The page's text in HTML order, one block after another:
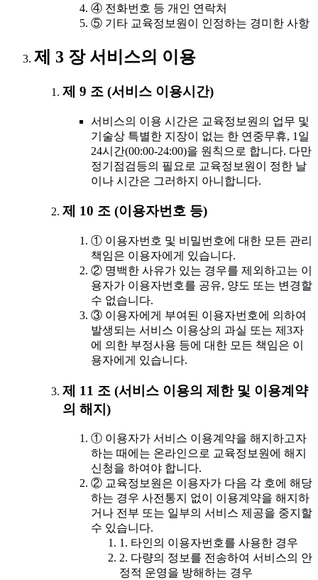
④ 전화번호 등 개인 연락처
⑤ 기타 교육정보원이 인정하는 경미한 사항
제 3 장 서비스의 이용
제 9 조 (서비스 이용시간)
서비스의 이용 시간은 교육정보원의 업무 및
기술상 특별한 지장이 없는 한 연중무휴, 1일
24시간(00:00-24:00)을 원칙으로 합니다. 다만
정기점검등의 필요로 교육정보원이 정한 날
이나 시간은 그러하지 아니합니다.
제 10 조 (이용자번호 등)
① 이용자번호 및 비밀번호에 대한 모든 관리
책임은 이용자에게 있습니다.
② 명백한 사유가 있는 경우를 제외하고는 이
용자가 이용자번호를 공유, 양도 또는 변경할
수 없습니다.
③ 이용자에게 부여된 이용자번호에 의하여
발생되는 서비스 이용상의 과실 또는 제3자
에 의한 부정사용 등에 대한 모든 책임은 이
용자에게 있습니다.
제 11 조 (서비스 이용의 제한 및 이용계약
의 해지)
① 이용자가 서비스 이용계약을 해지하고자
하는 때에는 온라인으로 교육정보원에 해지
신청을 하여야 합니다.
② 교육정보원은 이용자가 다음 각 호에 해당
하는 경우 사전통지 없이 이용계약을 해지하
거나 전부 또는 일부의 서비스 제공을 중지할
수 있습니다.
1. 타인의 이용자번호를 사용한 경우
2. 다량의 정보를 전송하여 서비스의 안
정적 운영을 방해하는 경우